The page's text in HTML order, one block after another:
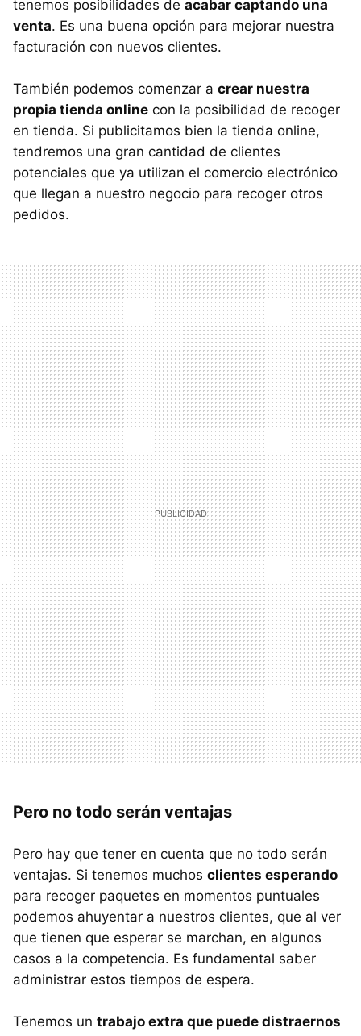
tenemos posibilidades de acabar captando una
venta. Es una buena opción para mejorar nuestra
facturación con nuevos clientes.
También podemos comenzar a crear nuestra
propia tienda online con la posibilidad de recoger
en tienda. Si publicitamos bien la tienda online,
tendremos una gran cantidad de clientes
potenciales que ya utilizan el comercio electrónico
que llegan a nuestro negocio para recoger otros
pedidos.
Pero no todo serán ventajas
Pero hay que tener en cuenta que no todo serán
ventajas. Si tenemos muchos clientes esperando
para recoger paquetes en momentos puntuales
podemos ahuyentar a nuestros clientes, que al ver
que tienen que esperar se marchan, en algunos
casos a la competencia. Es fundamental saber
administrar estos tiempos de espera.
Tenemos un trabajo extra que puede distraernos